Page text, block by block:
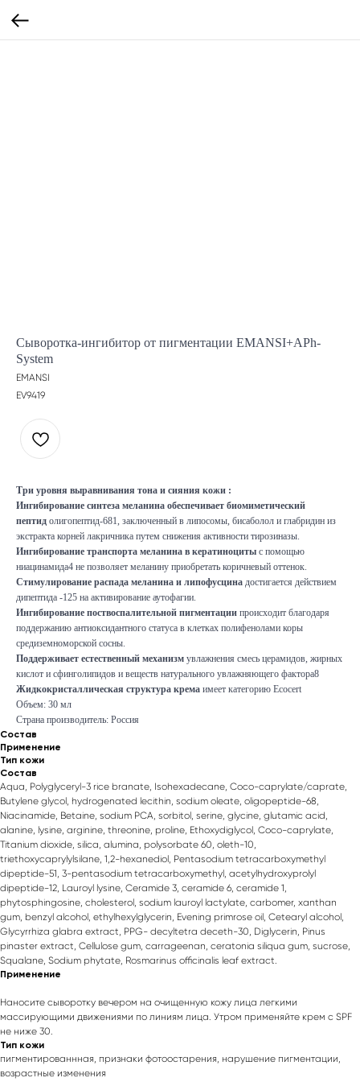
Сыворотка-ингибитор от пигментации EMANSI+APh-
System
EMANSI
EV9419
Три уровня выравнивания тона и сияния кожи :
Ингибирование синтеза меланина обеспечивает биомиметический
пептид олигопептид-681, заключенный в липосомы, бисаболол и глабридин из
экстракта корней лакричника путем снижения активности тирозиназы.
Ингибирование транспорта меланина в кератиноциты с помощью
ниацинамида4 не позволяет меланину приобретать коричневый оттенок.
Стимулирование распада меланина и липофусцина достигается действием
дипептида -125 на активирование аутофагии.
Ингибирование поствоспалительной пигментации происходит благодаря
поддержанию антиоксидантного статуса в клетках полифенолами коры
средиземноморской сосны.
Поддерживает естественный механизм увлажнения смесь церамидов, жирных
кислот и сфинголипидов и веществ натурального увлажняющего фактора8
Жидкокристаллическая структура крема имеет категорию Ecocert
Объем: 30 мл
Страна производитель: Россия
Состав
Применение
Тип кожи
Состав
Aqua, Polyglyceryl-3 rice branate, Isohexadecane, Coco-caprylate/caprate,
Butylene glycol, hydrogenated lecithin, sodium oleate, oligopeptide-68,
Niacinamide, Betaine, sodium PCA, sorbitol, serine, glycine, glutamic acid,
alanine, lysine, arginine, threonine, proline, Ethoxydiglycol, Coco-caprylate,
Titanium dioxide, silica, alumina, polysorbate 60, oleth-10,
triethoxycaprylylsilane, 1,2-hexanediol, Pentasodium tetracarboxymethyl
dipeptide-51, 3-pentasodium tetracarboxymethyl, acetylhydroxyprolyl
dipeptide-12, Lauroyl lysine, Ceramide 3, ceramide 6, ceramide 1,
phytosphingosine, cholesterol, sodium lauroyl lactylate, carbomer, xanthan
gum, benzyl alcohol, ethylhexylglycerin, Evening primrose oil, Cetearyl alcohol,
Glycyrrhiza glabra extract, PPG- decyltetra deceth-30, Diglycerin, Pinus
pinaster extract, Cellulose gum, carrageenan, ceratonia siliqua gum, sucrose,
Squalane, Sodium phytate, Rosmarinus officinalis leaf extract.
Применение
Наносите сыворотку вечером на очищенную кожу лица легкими
массирующими движениями по линиям лица. Утром применяйте крем с SPF
не ниже 30.
Тип кожи
пигментированнная, признаки фотоостарения, нарушение пигментации,
возрастные изменения